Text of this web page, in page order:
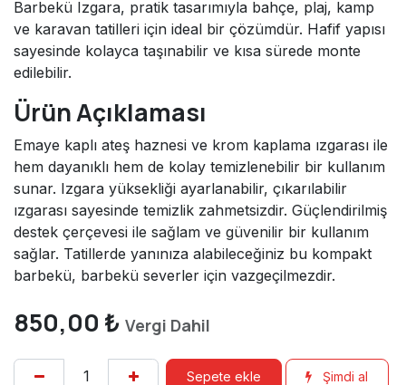
Barbekü Izgara, pratik tasarımıyla bahçe, plaj, kamp
ve karavan tatilleri için ideal bir çözümdür. Hafif yapısı
sayesinde kolayca taşınabilir ve kısa sürede monte
edilebilir.
Ürün Açıklaması
Emaye kaplı ateş haznesi ve krom kaplama ızgarası ile
hem dayanıklı hem de kolay temizlenebilir bir kullanım
sunar. Izgara yüksekliği ayarlanabilir, çıkarılabilir
ızgarası sayesinde temizlik zahmetsizdir. Güçlendirilmiş
destek çerçevesi ile sağlam ve güvenilir bir kullanım
sağlar. Tatillerde yanınıza alabileceğiniz bu kompakt
barbekü, barbekü severler için vazgeçilmezdir.
850,00 ₺ Vergi Dahil
Sepete ekle Şimdi al